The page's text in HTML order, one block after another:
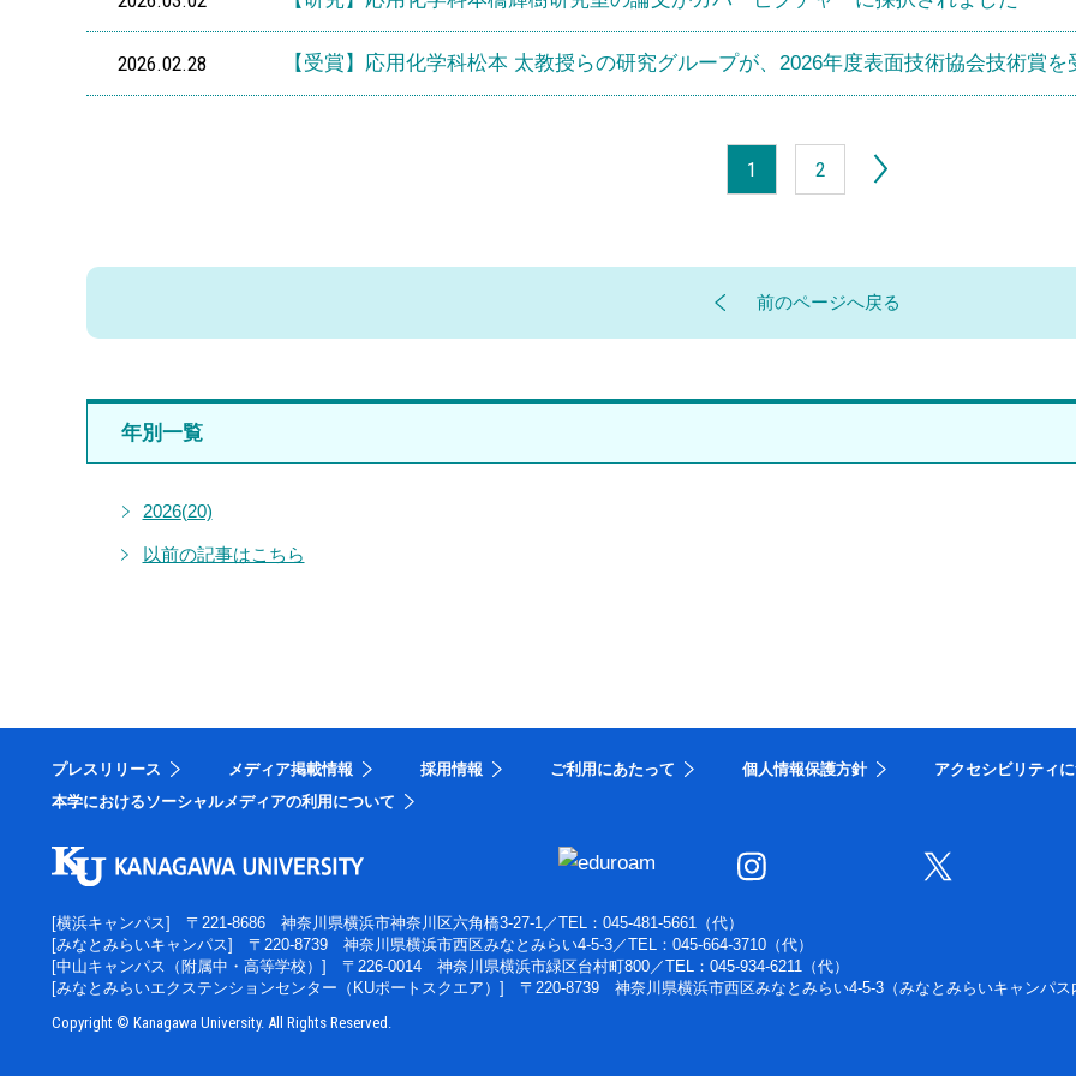
2026.02.28 【受賞】応用化学科松本 太教授らの研究グループが、2026年度表面技術協会技術賞を
1 2
前のページへ戻る
年別一覧
2026(20)
以前の記事はこちら
プレスリリース メディア掲載情報 採用情報 ご利用にあたって 個人情報保護方針
アクセシビリティ
本学におけるソーシャルメディアの利用について
[横浜キャンパス] 〒221-8686 神奈川県横浜市神奈川区六角橋3-27-1 ／TEL：045-481-5661（代）
[みなとみらいキャンパス] 〒220-8739 神奈川県横浜市西区みなとみらい4-5-3 ／TEL：045-664-3710（代）
[中山キャンパス（附属中・高等学校）] 〒226-0014 神奈川県横浜市緑区台村町800 ／TEL：045-934-6211（代）
[みなとみらいエクステンションセンター（KUポートスクエア）] 〒220-8739 神奈川県横浜市西区みなとみらい4-5-3（みなとみらいキャンパス
Copyright © Kanagawa University. All Rights Reserved.